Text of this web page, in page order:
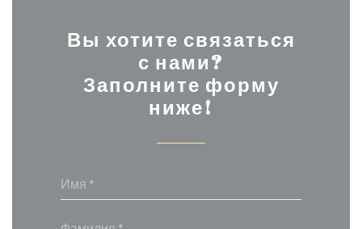
Вы хотите связаться
с нами?
Заполните форму
ниже!